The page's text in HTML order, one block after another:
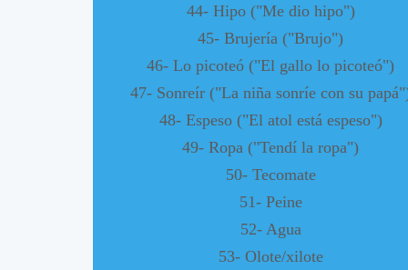
44- Hipo ("Me dio hipo")
45- Brujería ("Brujo")
46- Lo picoteó ("El gallo lo picoteó")
47- Sonreír ("La niña sonríe con su
48- Espeso ("El atol está espeso")
49- Ropa ("Tendí la ropa")
50- Tecomate
51- Peine
52- Agua
53- Olote/xilote